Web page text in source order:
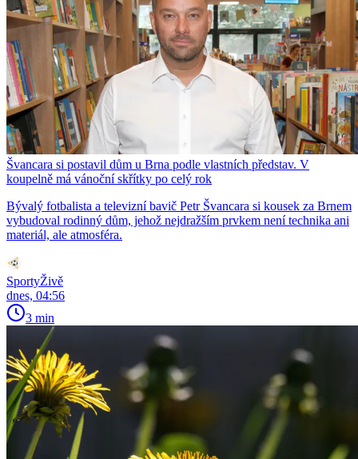
Švancara si postavil dům u Brna podle vlastních představ. V
koupelně má vánoční skřítky po celý rok
Bývalý fotbalista a televizní bavič Petr Švancara si kousek za Brnem
vybudoval rodinný dům, jehož nejdražším prvkem není technika ani
materiál, ale atmosféra.
SportyŽivě
dnes, 04:56
3 min